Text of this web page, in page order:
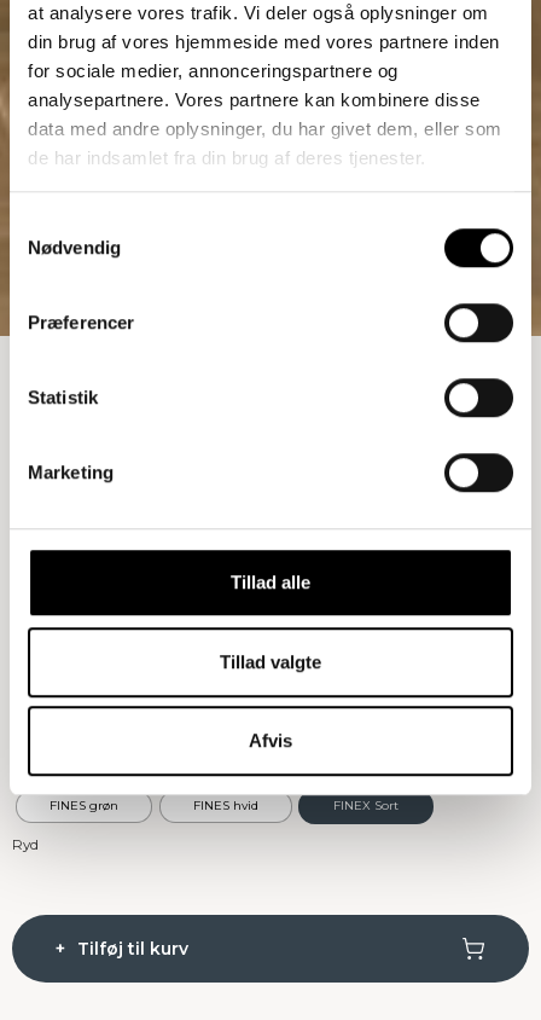
at analysere vores trafik. Vi deler også oplysninger om
din brug af vores hjemmeside med vores partnere inden
for sociale medier, annonceringspartnere og
analysepartnere. Vores partnere kan kombinere disse
data med andre oplysninger, du har givet dem, eller som
de har indsamlet fra din brug af deres tjenester.
Nødvendig
Præferencer
Statistik
Marketing
Tillad alle
Tillad valgte
Afvis
REOL
1 fag 2 fag 3 fag
FINES grøn FINES hvid FINEX Sort
Ryd
Tilføj til kurv